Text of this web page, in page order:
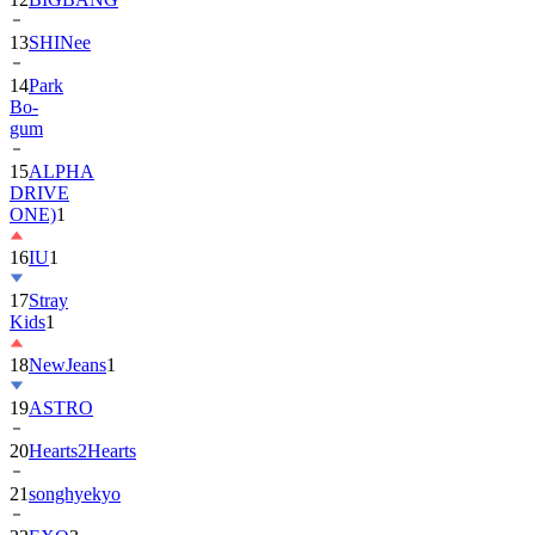
13SHINee
14Park
Bo-
gum
15ALPHA
DRIVE
ONE)1
16IU1
17Stray
Kids1
18NewJeans1
19ASTRO
20Hearts2Hearts
21songhyekyo